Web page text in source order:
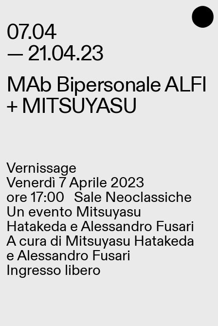
⬤
07.04
— 21.04.23
MAb Bipersonale ALFI
+ MITSUYASU
Vernissage
Venerdì 7 Aprile 2023
ore 17:00 Sale Neoclassiche
Un evento Mitsuyasu
Hatakeda e Alessandro Fusari
A cura di Mitsuyasu Hatakeda
e Alessandro Fusari
Ingresso libero